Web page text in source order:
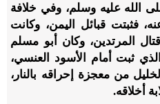
الله عليه وسلم، وفي خلافة
فثبتت قبائل اليمن، وكانت
المرتدين، وكان أبو مسلم
ثبت أمام الأسود العنسي،
من معجزة إحراقه بالنار،
أخلاقه.